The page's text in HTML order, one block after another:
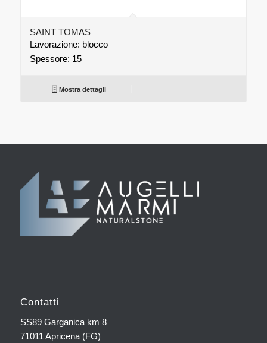
SAINT TOMAS
Lavorazione: blocco
Spessore: 15
Mostra dettagli
Contatti
SS89 Garganica km 8
71011 Apricena (FG)